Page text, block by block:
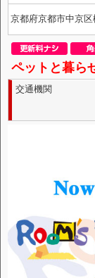
京都府京都市中京区
ペットと暮ら
交通機関